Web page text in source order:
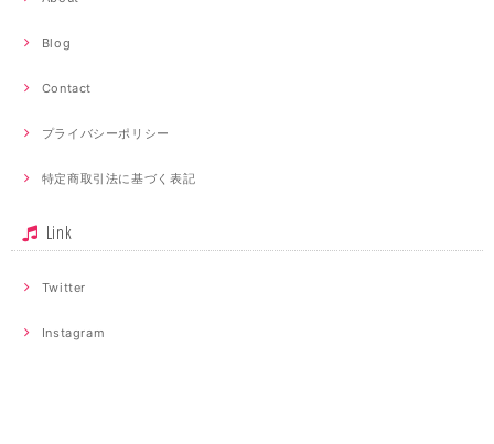
Blog
Contact
プライバシーポリシー
特定商取引法に基づく表記
Link
Twitter
Instagram